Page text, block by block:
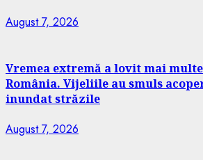
August 7, 2026
Vremea extremă a lovit mai
România. Vijeliile au smuls
inundat străzile
August 7, 2026